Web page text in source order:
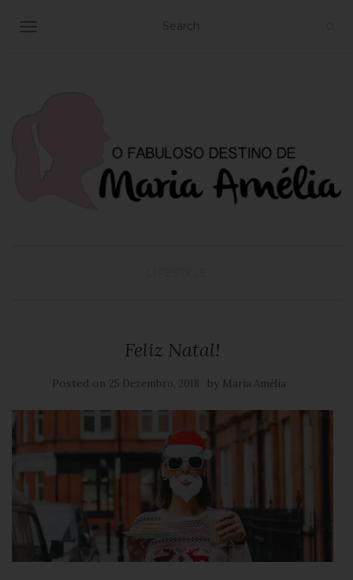
TOGGLE NAVIGATION
Feliz Natal!
Posted on 25 Dezembro, 2018 by Maria Amélia